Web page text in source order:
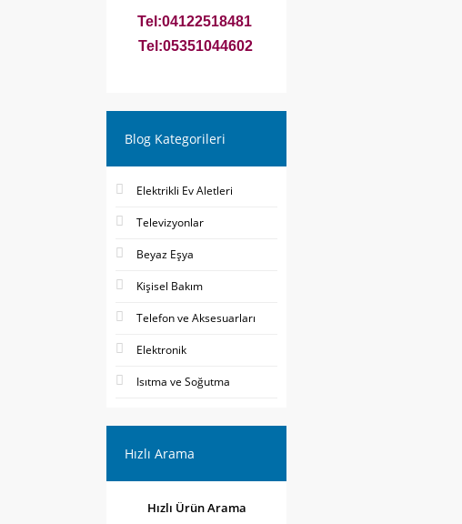
Tel:04122518481
Tel:05351044602
Blog Kategorileri
Elektrikli Ev Aletleri
Televizyonlar
Beyaz Eşya
Kişisel Bakım
Telefon ve Aksesuarları
Elektronik
Isıtma ve Soğutma
Hızlı Arama
Hızlı Ürün Arama